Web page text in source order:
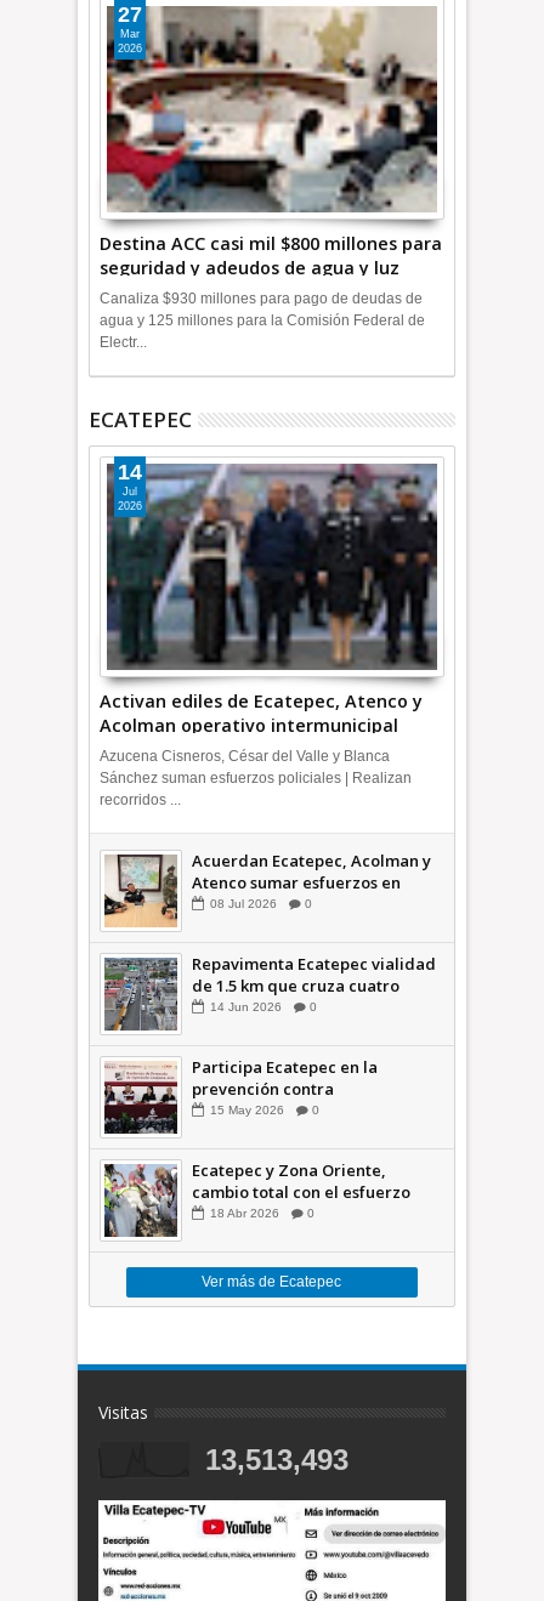
Destina ACC casi mil $800 millones para
seguridad y adeudos de agua y luz
+Video
27
Mar
2026
Canaliza $930 millones para pago de deudas de
agua y 125 millones para la Comisión Federal de
Electr...
ECATEPEC
Activan ediles de Ecatepec, Atenco y
Acolman operativo intermunicipal
14
Jul
2026
Azucena Cisneros, César del Valle y Blanca
Sánchez suman esfuerzos policiales | Realizan
recorridos ...
Acuerdan Ecatepec, Acolman y
Atenco sumar esfuerzos en
seguridad
08 Jul 2026 0
Repavimenta Ecatepec vialidad
de 1.5 km que cruza cuatro
comunidades +Video
14 Jun 2026 0
Participa Ecatepec en la
prevención contra
inundaciones en el Valle de
15 May 2026 0
Ecatepec y Zona Oriente,
cambio total con el esfuerzo
conjunto: Azucena; retiran 21
18 Abr 2026 0
Ver más de Ecatepec
Visitas
13,513,493